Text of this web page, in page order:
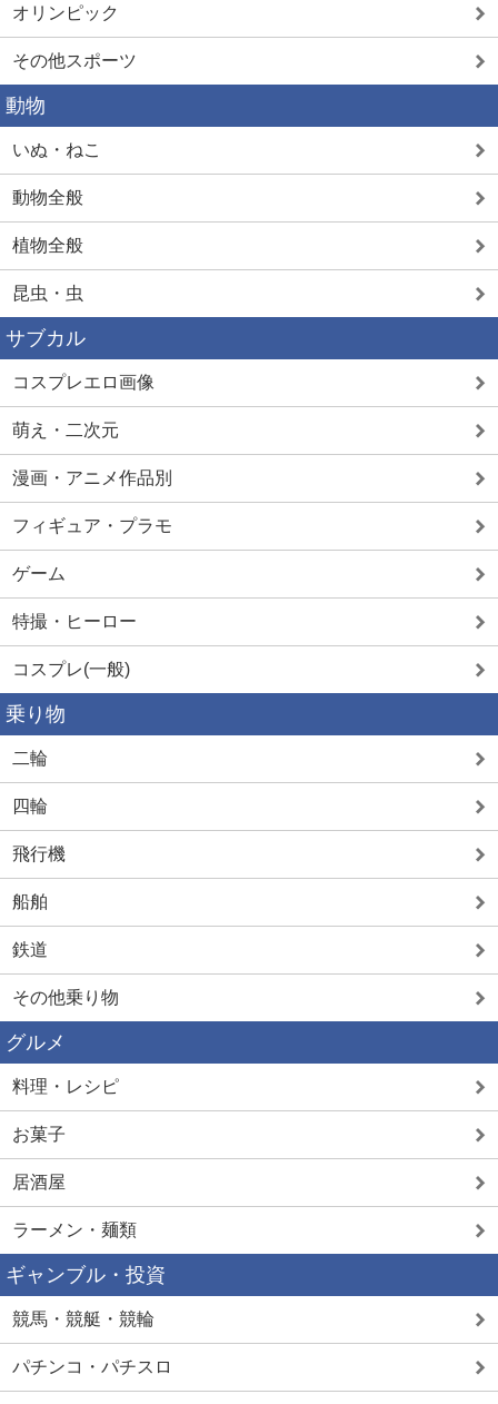
オリンピック
その他スポーツ
動物
いぬ・ねこ
動物全般
植物全般
昆虫・虫
サブカル
コスプレエロ画像
萌え・二次元
漫画・アニメ作品別
フィギュア・プラモ
ゲーム
特撮・ヒーロー
コスプレ(一般)
乗り物
二輪
四輪
飛行機
船舶
鉄道
その他乗り物
グルメ
料理・レシピ
お菓子
居酒屋
ラーメン・麺類
ギャンブル・投資
競馬・競艇・競輪
パチンコ・パチスロ